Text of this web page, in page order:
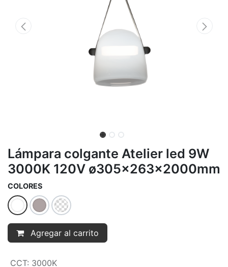
Lámpara colgante Atelier led 9W
3000K 120V ø305x263x2000mm
COLORES
Agregar al carrito
CCT: 3000K